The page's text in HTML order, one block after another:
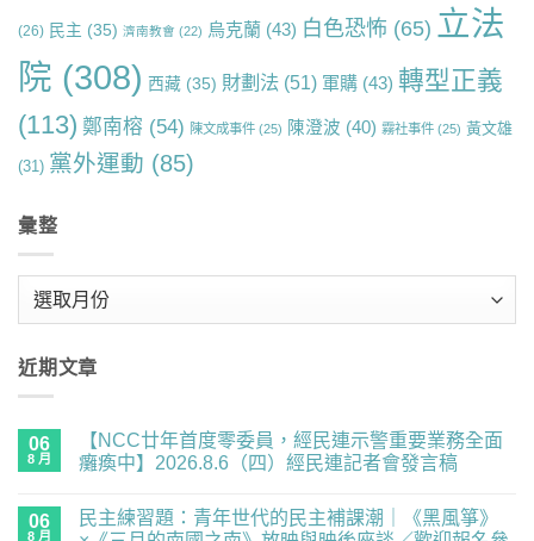
(26) 民主 (35) 濟南教會 (22) 烏克蘭 (43) 白色恐怖 (65) 立法
院 (308) 西藏 (35) 財劃法 (51) 軍購 (43) 轉型正義
(113) 鄭南榕 (54) 陳文成事件 (25) 陳澄波 (40) 霧社事件 (25) 黃文雄
(31) 黨外運動 (85)
彙整
近期文章
06
8 月
【NCC廿年首度零委員，經民連示警重要業務全面
癱瘓中】2026.8.6（四）經民連記者會發言稿
廿
留
言
06
8 月
民主練習題：青年世代的民主補課潮｜《黑風箏》